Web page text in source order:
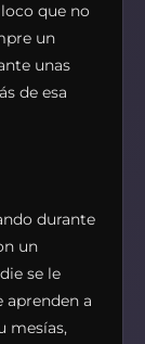
que no
un
unas
de esa
durante
un
se le
aprenden a
mesías,